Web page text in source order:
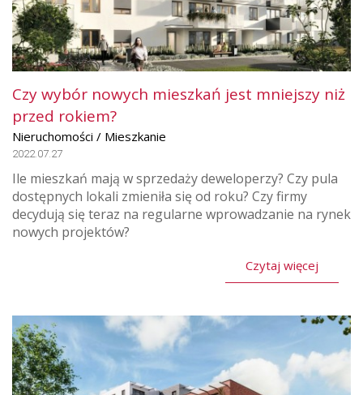
Czy wybór nowych mieszkań jest mniejszy niż
przed rokiem?
Nieruchomości / Mieszkanie
2022.07.27
Ile mieszkań mają w sprzedaży deweloperzy? Czy pula
dostępnych lokali zmieniła się od roku? Czy firmy
decydują się teraz na regularne wprowadzanie na rynek
nowych projektów?
Czytaj więcej